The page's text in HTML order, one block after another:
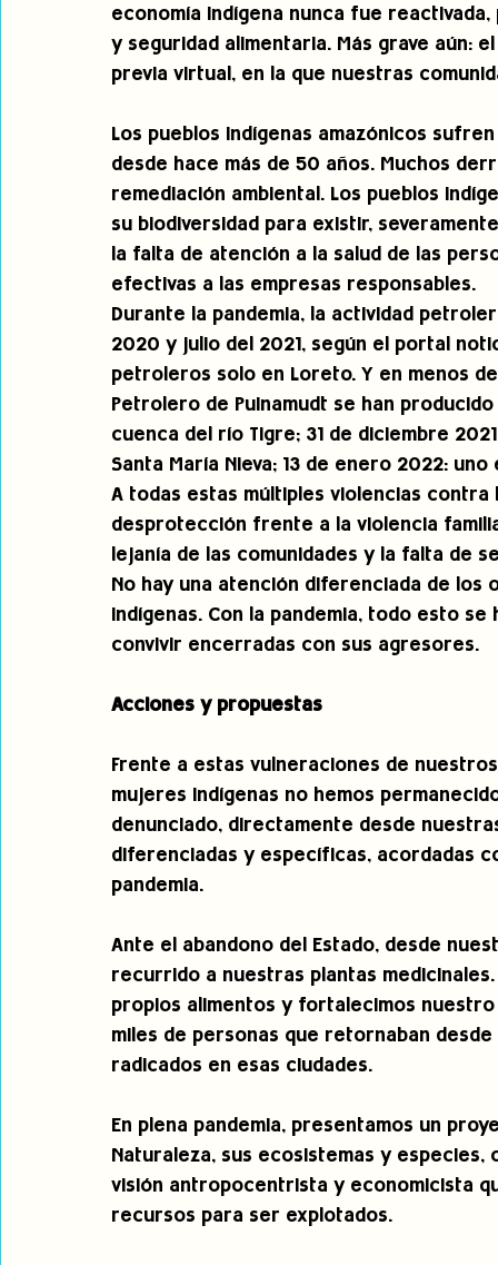
economía indígena nunca fue
y seguridad alimentaria. Más grave aún:
previa virtual, en la que nuestras
Los pueblos indígenas amazónicos
desde hace más de 50 años. Muchos
remediación ambiental. Los pueblos
su biodiversidad para existir,
la falta de atención a la salud de las
efectivas a las empresas responsables.
Durante la pandemia, la actividad
2020 y julio del 2021, según el portal
petroleros solo en Loreto. Y en menos
Petrolero de Puinamudt se han
cuenca del río Tigre; 31 de diciembre
Santa María Nieva; 13 de enero 2022:
A todas estas múltiples violencias
desprotección frente a la violencia
lejanía de las comunidades y la falta de
No hay una atención diferenciada de
indígenas. Con la pandemia, todo esto
convivir encerradas con sus agresores.
Acciones y propuestas
Frente a estas vulneraciones de
mujeres indígenas no hemos
denunciado, directamente desde
diferenciadas y específicas, acordadas
pandemia.
Ante el abandono del Estado, desde
recurrido a nuestras plantas
propios alimentos y fortalecimos
miles de personas que retornaban
radicados en esas ciudades.
En plena pandemia, presentamos un
Naturaleza, sus ecosistemas y
visión antropocentrista y economicista
recursos para ser explotados.